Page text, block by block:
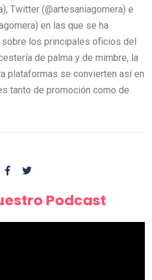
Twitter (@artesaniagomera) e
en las que se ha
los principales oficios del
de palma y de mimbre, la
plataformas se convierten así en
tanto de promoción como de
Podcast